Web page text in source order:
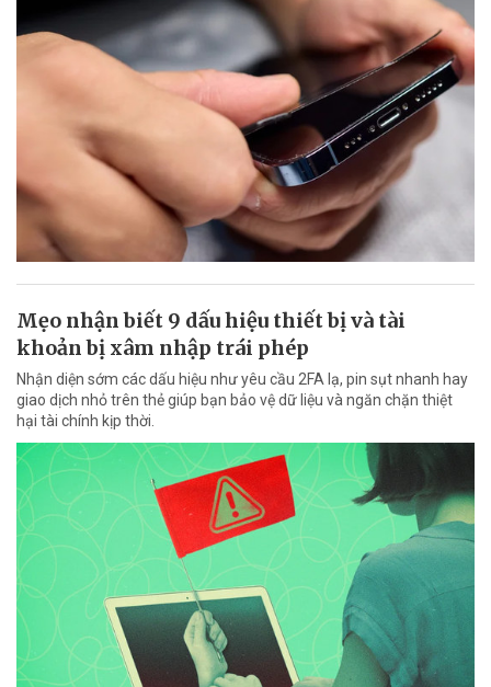
Mẹo nhận biết 9 dấu hiệu thiết bị và tài
khoản bị xâm nhập trái phép
Nhận diện sớm các dấu hiệu như yêu cầu 2FA lạ, pin sụt nhanh hay
giao dịch nhỏ trên thẻ giúp bạn bảo vệ dữ liệu và ngăn chặn thiệt
hại tài chính kịp thời.